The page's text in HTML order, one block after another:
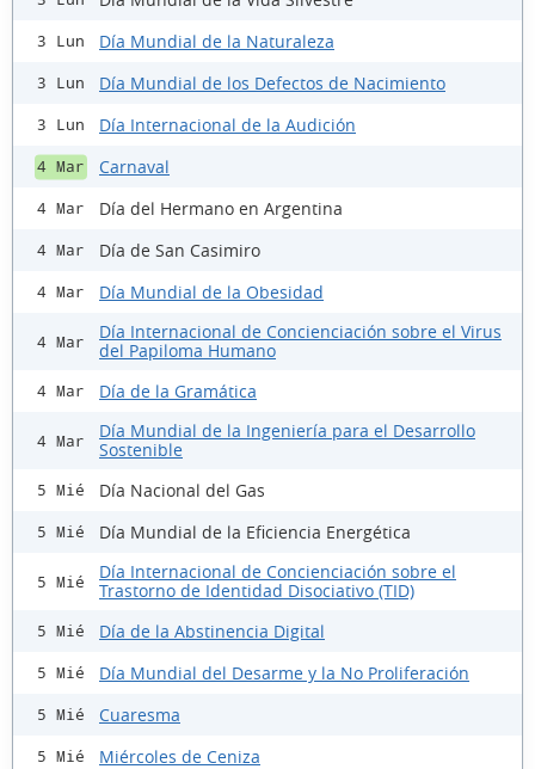
3 Lun Día Mundial de la Naturaleza
3 Lun Día Mundial de los Defectos de Nacimiento
3 Lun Día Internacional de la Audición
4 Mar Carnaval
4 Mar Día del Hermano en Argentina
4 Mar Día de San Casimiro
4 Mar Día Mundial de la Obesidad
4 Mar
Día Internacional de Concienciación sobre el Virus
del Papiloma Humano
4 Mar Día de la Gramática
4 Mar
Día Mundial de la Ingeniería para el Desarrollo
Sostenible
5 Mié Día Nacional del Gas
5 Mié Día Mundial de la Eficiencia Energética
5 Mié
Día Internacional de Concienciación sobre el
Trastorno de Identidad Disociativo (TID)
5 Mié Día de la Abstinencia Digital
5 Mié Día Mundial del Desarme y la No Proliferación
5 Mié Cuaresma
5 Mié Miércoles de Ceniza